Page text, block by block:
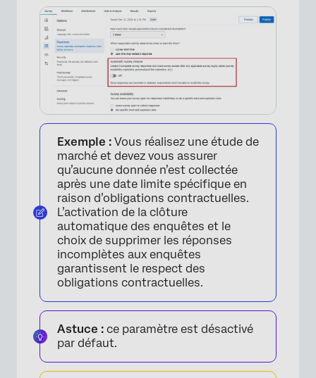
Exemple : Vous réalisez une étude de
marché et devez vous assurer
qu’aucune donnée n’est collectée
après une date limite spécifique en
raison d’obligations contractuelles.
L’activation de la clôture
automatique des enquêtes et le
choix de supprimer les réponses
incomplètes aux enquêtes
garantissent le respect des
obligations contractuelles.
Astuce : ce paramètre est désactivé
par défaut.